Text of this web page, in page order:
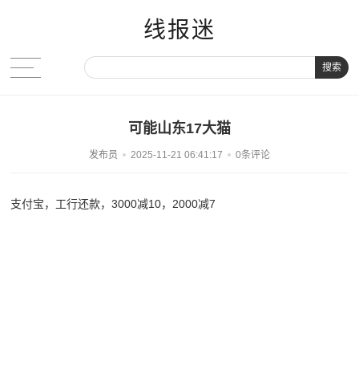
线报迷
搜索
可能山东17大猫
发布员 2025-11-21 06:41:17 0条评论
支付宝，工行还款，3000减10，2000减7